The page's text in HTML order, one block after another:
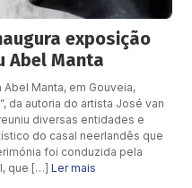
exposição
Abel Manta
Manta, em Gouveia,
da autoria do artista José van
diversas entidades e
do casal neerlandês que
foi conduzida pela
que […]Ler mais